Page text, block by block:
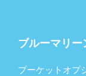
ブルーマリ
プーケットオプ